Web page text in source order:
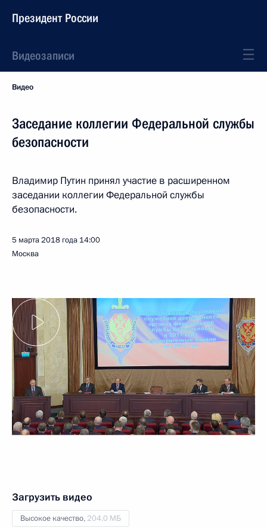
Президент России
Видеозаписи
Видео
Заседание коллегии Федеральной службы
безопасности
Владимир Путин принял участие в расширенном
заседании коллегии Федеральной службы
безопасности.
5 марта 2018 года 14:00
Москва
Загрузить видео
Высокое качество, 204.0 МБ